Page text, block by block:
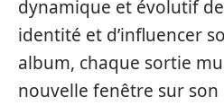
dynamique et évolutif
identité et d’influencer
album, chaque sortie
nouvelle fenêtre sur